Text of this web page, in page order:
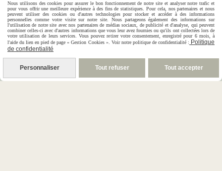
lundi et mardi sur rendez-vous
mercredi au vendredi 10h 18h
Suivez-nous sur les réseaux sociaux
  
Nous utilisons des cookies pour assurer le bon fonctionnement de notre site et analyser notre trafic et
pour vous offrir une meilleure expérience à des fins de statistiques. Pour cela, nos partenaires et nous
peuvent utiliser des cookies ou d'autres technologies pour stocker et accéder à des informations
personnelles comme votre visite sur notre site. Nous partageons également des informations sur
l'utilisation de notre site avec nos partenaires de médias sociaux, de publicité et d'analyse, qui peuvent
combiner celles-ci avec d'autres informations que vous leur avez fournies ou qu'ils ont collectées lors de
votre utilisation de leurs services. Vous pouvez retirer votre consentement, enregistré pour 6 mois, à
l'aide du lien en pied de page « Gestion Cookies ». Voir notre politique de confidentialité : Politique
de confidentialité
Personnaliser Tout refuser Tout accepter